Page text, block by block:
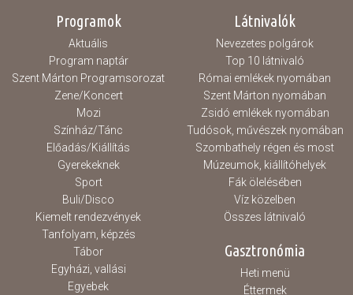
Programok
Aktuális
Program naptár
Szent Márton Programsorozat
Zene/Koncert
Mozi
Színház/Tánc
Előadás/Kiállítás
Gyerekeknek
Sport
Buli/Disco
Kiemelt rendezvények
Tanfolyam, képzés
Tábor
Egyházi, vallási
Egyebek
Látnivalók
Nevezetes polgárok
Top 10 látnivaló
Római emlékek nyomában
Szent Márton nyomában
Zsidó emlékek nyomában
Tudósok, művészek nyomában
Szombathely régen és most
Múzeumok, kiállítóhelyek
Fák ölelésében
Víz közelben
Összes látnivaló
Gasztronómia
Heti menü
Éttermek